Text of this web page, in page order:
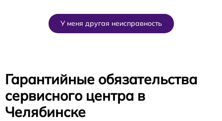
У меня другая неисправность
Гарантийные обязательства
сервисного центра в
Челябинске